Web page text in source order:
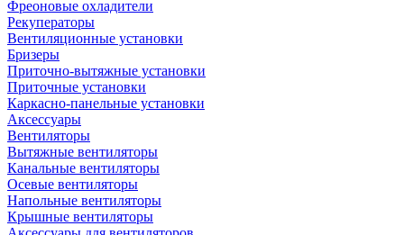
Фреоновые охладители
Рекуператоры
Вентиляционные установки
Бризеры
Приточно-вытяжные установки
Приточные установки
Каркасно-панельные установки
Аксессуары
Вентиляторы
Вытяжные вентиляторы
Канальные вентиляторы
Осевые вентиляторы
Напольные вентиляторы
Крышные вентиляторы